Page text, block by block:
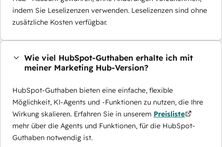
indem Sie Leselizenzen verwenden. Leselizenzen sind ohne
zusätzliche Kosten verfügbar.
Wie viel HubSpot-Guthaben erhalte ich mit
meiner Marketing Hub-Version?
HubSpot-Guthaben bieten eine einfache, flexible
Möglichkeit, KI-Agents und -Funktionen zu nutzen, die Ihre
Wirkung skalieren. Erfahren Sie in unserem Preisliste
mehr über die Agents und Funktionen, für die HubSpot-
Guthaben notwendig ist.